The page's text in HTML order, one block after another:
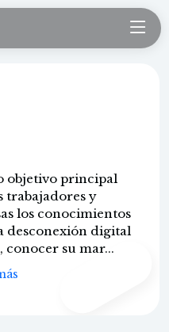
objetivo principal
trabajadores y
los conocimientos
desconexión digital
conocer su mar...